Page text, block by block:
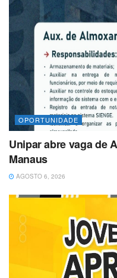
OPORTUNIDADE
Unipar abre vaga de
Manaus
AGOSTO 6, 2026